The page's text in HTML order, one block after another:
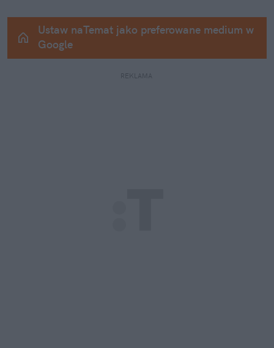
Ustaw naTemat jako preferowane medium w
Google
REKLAMA